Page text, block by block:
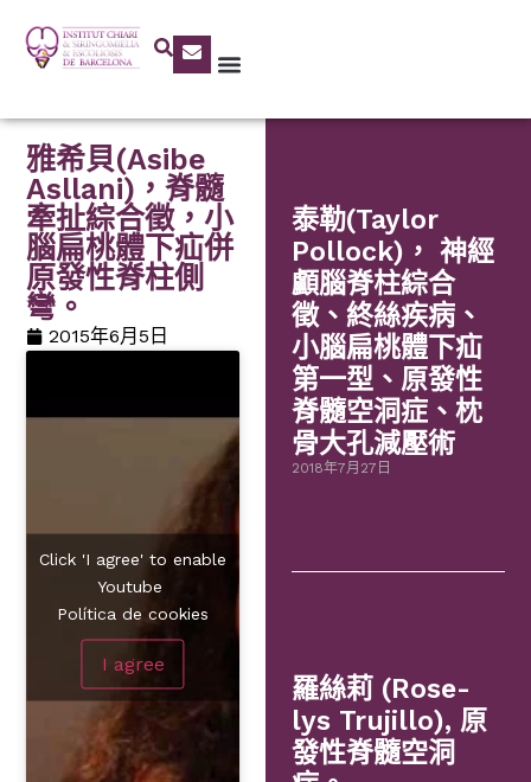
雅希貝(Asibe
Asllani)，脊髓
牽扯綜合徵，小
腦扁桃體下疝併
原發性脊柱側
彎。
2015年6月5日
Click 'I agree' to enable
Youtube
Política de cookies
I agree
泰勒(Taylor
Pollock)， 神經
顱腦脊柱綜合
徵、終絲疾病、
小腦扁桃體下疝
第一型、原發性
脊髓空洞症、枕
骨大孔減壓術
2018年7月27日
羅絲莉 (Rose-
lys Trujillo), 原
發性脊髓空洞